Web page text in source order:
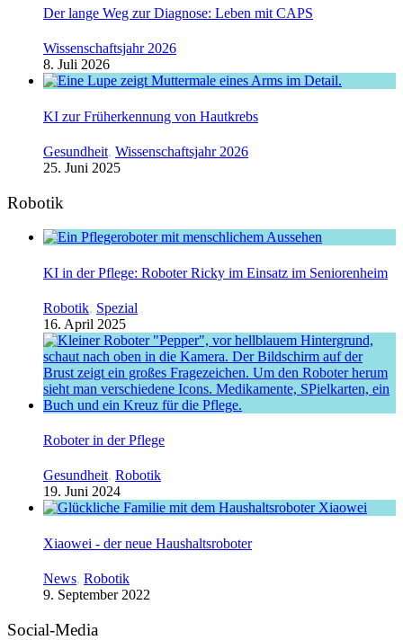
Der lange Weg zur Diagnose: Leben mit CAPS
Wissenschaftsjahr 2026
8. Juli 2026
KI zur Früherkennung von Hautkrebs
Gesundheit, Wissenschaftsjahr 2026
25. Juni 2025
Robotik
KI in der Pflege: Roboter Ricky im Einsatz im Seniorenheim
Robotik, Spezial
16. April 2025
Roboter in der Pflege
Gesundheit, Robotik
19. Juni 2024
Xiaowei - der neue Haushaltsroboter
News, Robotik
9. September 2022
Social-Media